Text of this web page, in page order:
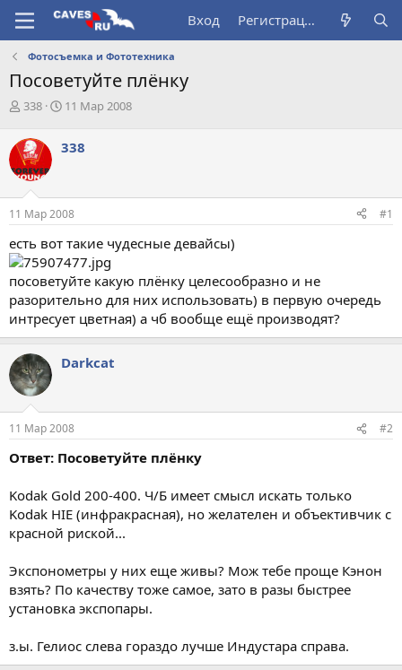
Вход Регистрация
Фотосъемка и Фототехника
Посоветуйте плёнку
А
т
о
р
т
е
м
338
Д
а
ч
а
а
11 Мар 2008
338
11 Мар 2008 #1
есть вот такие чудесные девайсы)
посоветуйте какую плёнку целесообразно и не
разорительно для них использовать) в первую очередь
интресует цветная) а чб вообще ещё производят?
Darkcat
11 Мар 2008 #2
Ответ: Посоветуйте плёнку
Kodak Gold 200-400. Ч/Б имеет смысл искать только
Kodak HIE (инфракрасная), но желателен и объективчик с
красной риской...
Экспонометры у них еще живы? Мож тебе проще Кэнон
взять? По качеству тоже самое, зато в разы быстрее
установка экспопары.
з.ы. Гелиос слева гораздо лучше Индустара справа.